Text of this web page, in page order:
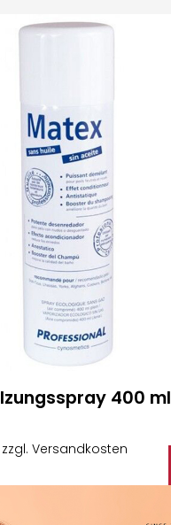
400 ml
zzgl. Versandkosten